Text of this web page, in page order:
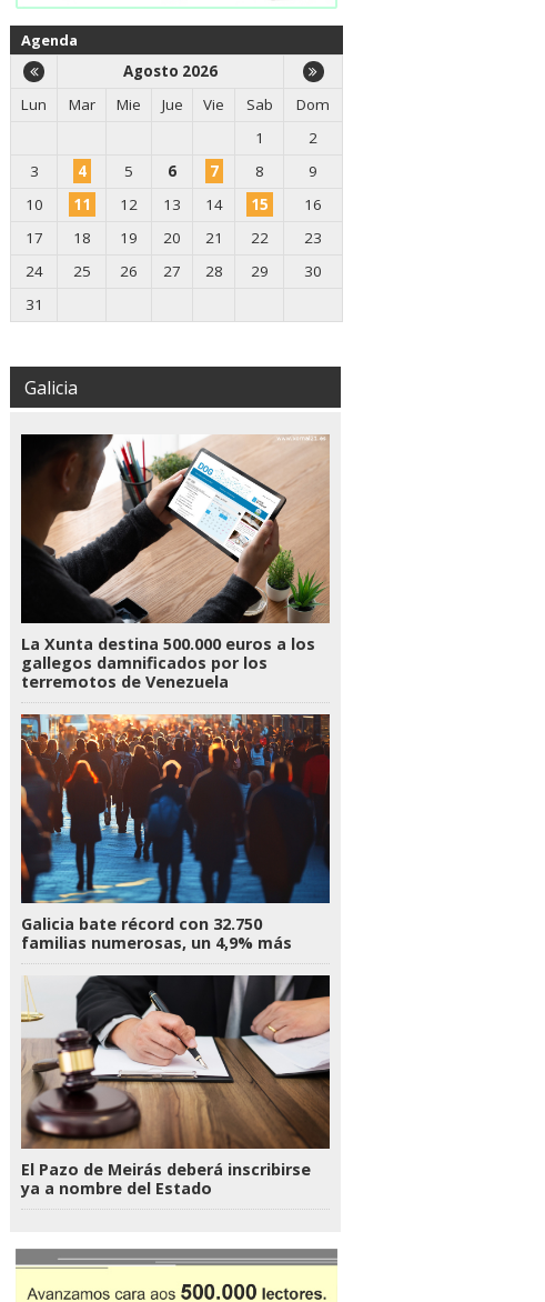
Agenda
Agosto 2026
Lun
Mar Mie Jue Vie Sab
Dom
1
2
3
4 5 6 7 8
9
10
11 12 13 14 15
16
17
18 19 20 21 22
23
24
25 26 27 28 29
30
31
Galicia
La Xunta destina 500.000 euros a los
gallegos damnificados por los
terremotos de Venezuela
Galicia bate récord con 32.750
familias numerosas, un 4,9% más
El Pazo de Meirás deberá inscribirse
ya a nombre del Estado